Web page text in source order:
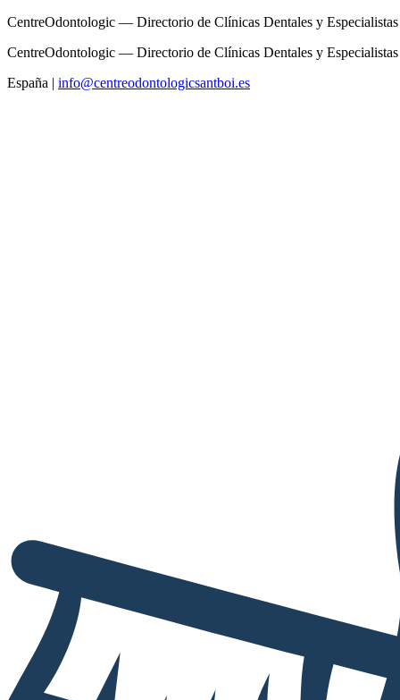
CentreOdontologic — Directorio de Clínicas Dentales y
CentreOdontologic — Directorio de Clínicas Dentales y
España | info@centreodontologicsantboi.es